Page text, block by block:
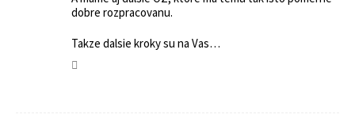
dobre rozpracovanu.
Takze dalsie kroky su na Vas…